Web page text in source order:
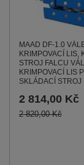
MAAD DF-1.0
KRIMPOVACÍ LIS,
STROJ FALCU
KRIMPOVACÍ LIS
SKLÁDACÍ STROJ
2 814,00 Kč
2 820,00 Kč